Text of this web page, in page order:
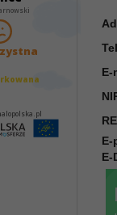
E-
E-
E-